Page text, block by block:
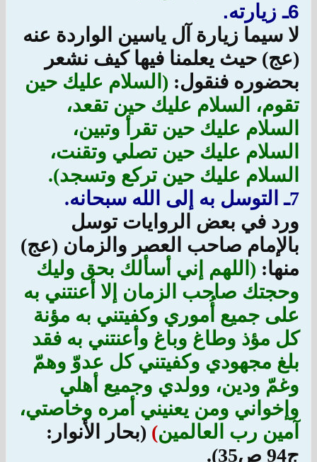
6ـ زيارته.
لا سيما زيارة آل ياسين الواردة عنه
(عج) حيث يعلمنا فيها كيف نشعر
بحضوره فنقول: (السلام عليك حين
تقوم، السلام عليك حين تقعد،
السلام عليك حين تقرأ وتبين،
السلام عليك حين تصلي وتقنت،
السلام عليك حين تركع وتسجد).
7ـ التوسل به إلى الله سبحانه.
ورد في بعض الروايات توسل
بالإمام صاحب العصر والزمان (عج)
منها: (اللهم إني أسألك بحق وليك
وحجتك صاحب الزمان إلا أعنتني به
على جميع أُموري وكفيتني به مؤنة
كل مؤذ وطاغ وباغ وأعنتني به فقد
بلغ مجهودي وكفيتني كل عدوّ وهمّ
وغمّ ودين، وولدي وجميع أهلي
وإخواني ومن يعنيني أمره وخاصتي،
آمين رب العالمين) (بحار الأنوار:
ج‏94 ص‏35).